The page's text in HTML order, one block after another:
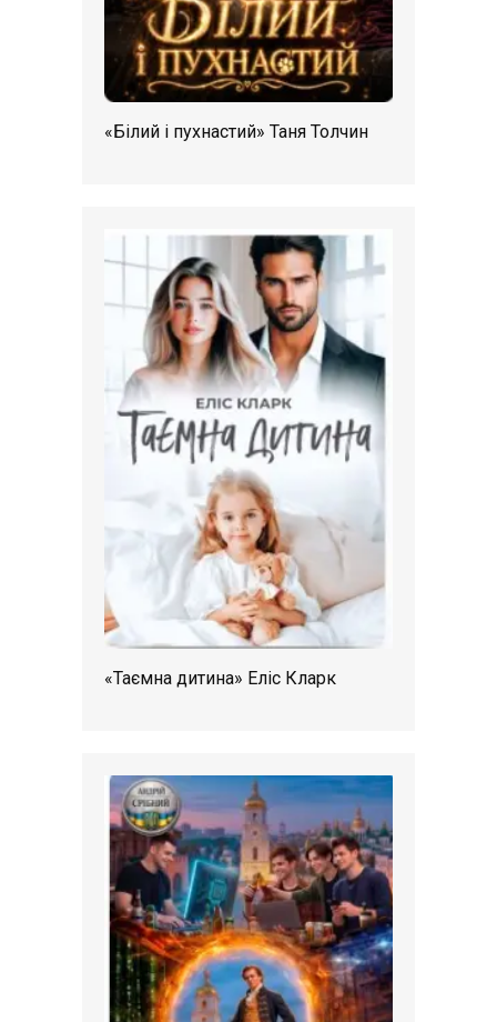
«Білий і пухнастий» Таня Толчин
«Таємна дитина» Еліс Кларк